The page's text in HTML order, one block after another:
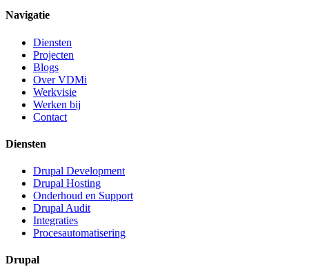
Navigatie
Diensten
Projecten
Blogs
Over VDMi
Werkvisie
Werken bij
Contact
Diensten
Drupal Development
Drupal Hosting
Onderhoud en Support
Drupal Audit
Integraties
Procesautomatisering
Drupal